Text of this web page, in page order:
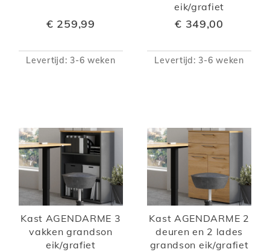
€ 259,99
Levertijd: 3-6 weken
eik/grafiet
€ 349,00
Levertijd: 3-6 weken
Kast AGENDARME 3
vakken grandson
eik/grafiet
Kast AGENDARME 2
deuren en 2 lades
grandson eik/grafiet